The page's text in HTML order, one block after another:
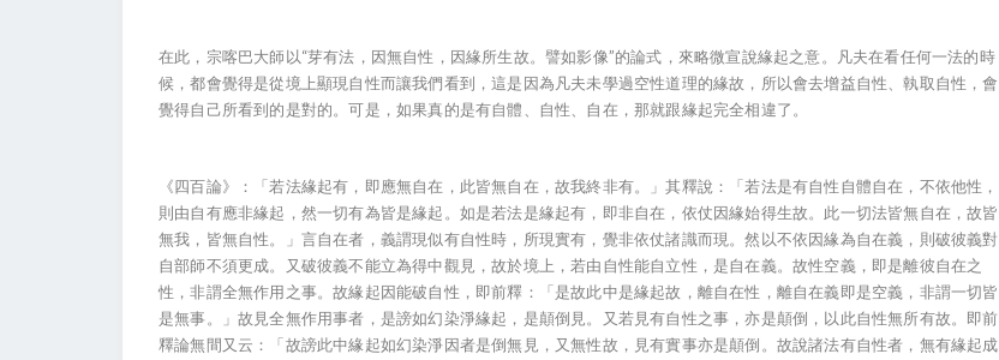
在此，宗喀巴大師以“芽有法，因無自性，因緣所生故。譬如影像”的論式，來略微宣說緣起之意。凡夫在看任何一法的時
候，都會覺得是從境上顯現自性而讓我們看到，這是因為凡夫未學過空性道理的緣故，所以會去增益自性、執取自性，會
覺得自己所看到的是對的。可是，如果真的是有自體、自性、自在，那就跟緣起完全相違了。
《四百論》：「若法緣起有，即應無自在，此皆無自在，故我終非有。」其釋說：「若法是有自性自體自在，不依他性，
則由自有應非緣起，然一切有為皆是緣起。如是若法是緣起有，即非自在，依仗因緣始得生故。此一切法皆無自在，故皆
無我，皆無自性。」言自在者，義謂現似有自性時，所現實有，覺非依仗諸識而現。然以不依因緣為自在義，則破彼義對
自部師不須更成。又破彼義不能立為得中觀見，故於境上，若由自性能自立性，是自在義。故性空義，即是離彼自在之
性，非謂全無作用之事。故緣起因能破自性，即前釋：「是故此中是緣起故，離自在性，離自在義即是空義，非謂一切皆
是無事。」故見全無作用事者，是謗如幻染淨緣起，是顛倒見。又若見有自性之事，亦是顛倒，以此自性無所有故。即前
釋論無間又云：「故謗此中緣起如幻染淨因者是倒無見，又無性故，見有實事亦是顛倒。故說諸法有自性者，無有緣起成